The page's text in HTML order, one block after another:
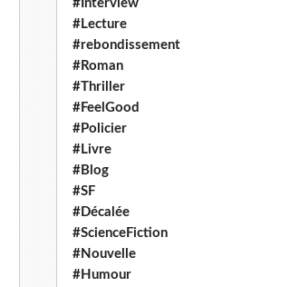
#Interview
#Lecture
#rebondissement
#Roman
#Thriller
#FeelGood
#Policier
#Livre
#Blog
#SF
#Décalée
#ScienceFiction
#Nouvelle
#Humour